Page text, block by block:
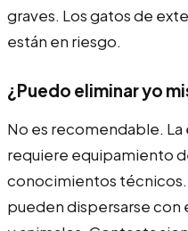
graves. Los gatos de
están en riesgo.
¿Puedo eliminar yo
No es recomendable.
requiere equipamiento
conocimientos
pueden dispersarse con